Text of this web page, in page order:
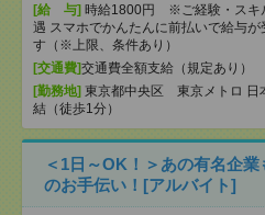
[給 与] 時給1800円 ※ご経験・スキ
遇 スマホでかんたんに前払いで給与が
す（※上限、条件あり）
[交通費]交通費全額支給（規定あり）
[勤務地] 東京都中央区 東京メトロ 日
結（徒歩1分）
＜1日～OK！＞あの有名企
のお手伝い！[アルバイト]